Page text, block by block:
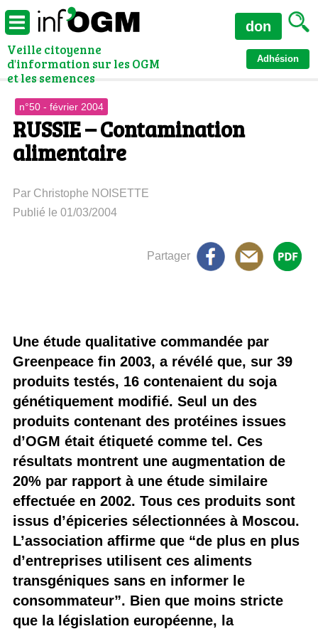
Veille citoyenne
d'information sur les OGM
et les semences
Adhésion
don
n°50 - février 2004
RUSSIE – Contamination
alimentaire
Par Christophe NOISETTE
Publié le 01/03/2004
Partager
Une étude qualitative commandée par
Greenpeace fin 2003, a révélé que, sur 39
produits testés, 16 contenaient du soja
génétiquement modifié. Seul un des
produits contenant des protéines issues
d’OGM était étiqueté comme tel. Ces
résultats montrent une augmentation de
20% par rapport à une étude similaire
effectuée en 2002. Tous ces produits sont
issus d’épiceries sélectionnées à Moscou.
L’association affirme que “de plus en plus
d’entreprises utilisent ces aliments
transgéniques sans en informer le
consommateur”. Bien que moins stricte
que la législation européenne, la